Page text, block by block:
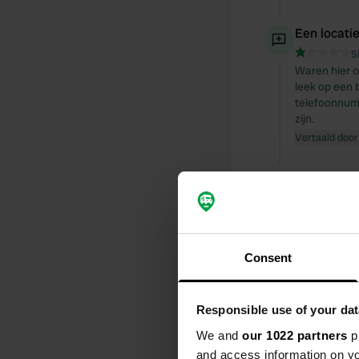
Consent
Responsible use of your
We and our 1022 partners
and access information on
Een
Waren hier
leek op een
zijn.
Vertaald
arriveerden
ons de
28€/nacht
Vertaald door